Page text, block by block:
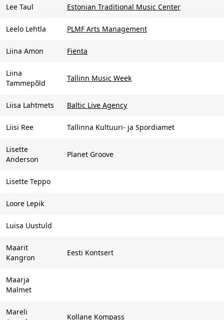
Lee Taul Estonian Traditional Music Center
Leelo Lehtla PLMF Arts Management
Liina Amon Fienta
Liina
Tammepõld
Tallinn Music Week
Liisa Lahtmets Baltic Live Agency
Liisi Ree Tallinna Kultuuri- ja Spordiamet
Lisette
Anderson
Planet Groove
Lisette Teppo
Loore Lepik
Luisa Uustuld
Maarit
Kangron
Eesti Kontsert
Maarja
Malmet
Mareli
Kollane Kompass